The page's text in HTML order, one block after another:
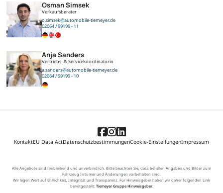
Osman Simsek
Verkaufsberater
o.simsek@automobile-tiemeyer.de
02064 / 99199 - 11
Anja Sanders
Vertriebs- & Servicekoordinatorin
a.sanders@automobile-tiemeyer.de
02064 / 99199 - 10
KontaktEU Data ActDatenschutzbestimmungenCookie-EinstellungenImpressum
Alle Angebote sind freibleibend und unverbindlich. Bitte beachten Sie, dass bei allen Angaben und Bilder zum
Fahrzeug Irrtümer und Änderungen vorbehalten sind.
Wir legen Wert auf Ehrlichkeit, Integrität und Transparenz. Für Hinweisgeber haben wir daher folgenden Link
bereitgestellt: Tiemeyer Gruppe Hinweisgeber.